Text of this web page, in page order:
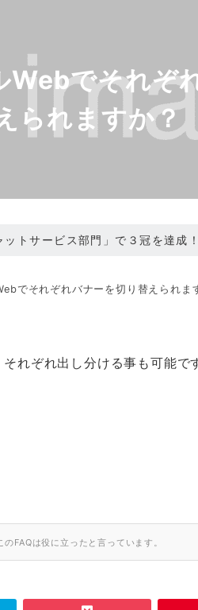
Webでそれぞ
られますか？
トサービス部門」で３冠を達成
でそれぞれバナーを切り替えられま
れぞれ出し分ける事も可能で
のFAQは役に立ったと言っています。